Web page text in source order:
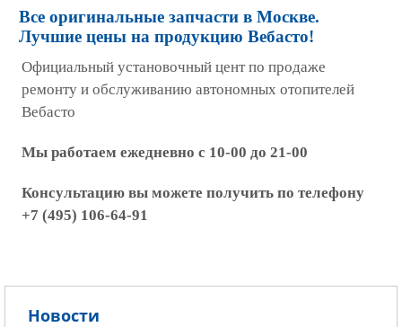
Все оригинальные запчасти в Москве.
Лучшие цены на продукцию Вебасто!
Официальный установочный цент по продаже
ремонту и обслуживанию автономных отопителей
Вебасто
Мы работаем ежедневно с 10-00 до 21-00
Консультацию вы можете получить по телефону
+7 (495) 106-64-91
Новости